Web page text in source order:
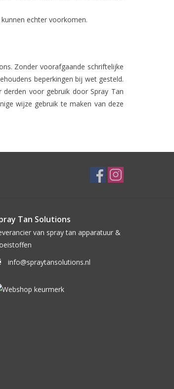
echter voorkomen.
Zonder voorafgaande schriftelijke
beperkingen bij wet gesteld.
voor gebruik door Spray Tan
wijze gebruik te maken van deze
Tan Solutions
van spray tan apparatuur &
info@spraytansolutions.nl